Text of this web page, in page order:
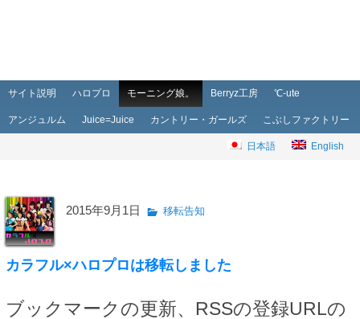
メインメニュー
メインコンテンツへ移動
サブコンテンツへ移動
サイト説明 ハロプロ モーニング娘。 Berryz工房 ℃-ute
アンジュルム Juice=Juice カントリー・ガールズ こぶしファクトリー
日本語 English
2015年9月1日 移転告知
カラフル×ハロプロは移転しました
ブックマークの更新、RSSの登録URLの